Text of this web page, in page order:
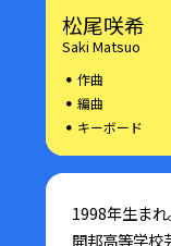
松尾咲希
Saki Matsuo
作曲
編曲
キーボード
1998年生まれ
開邦高等学校